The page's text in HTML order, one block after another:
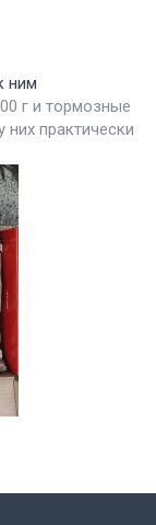
ним
г и тормозные
них практически